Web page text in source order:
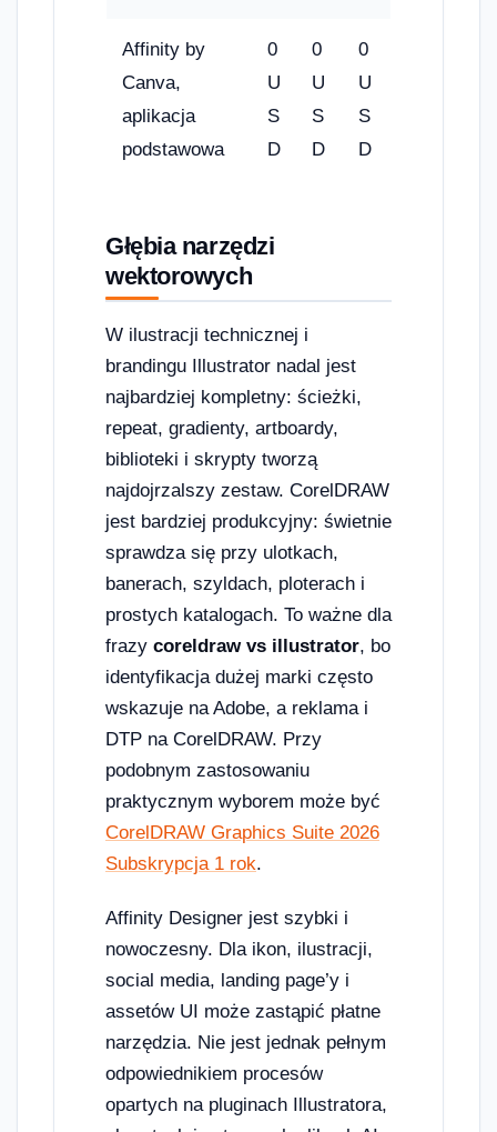
Affinity by
Canva,
aplikacja
podstawowa
0
U
S
D
0
U
S
D
0
U
S
D
Głębia narzędzi
wektorowych
W ilustracji technicznej i
brandingu Illustrator nadal jest
najbardziej kompletny: ścieżki,
repeat, gradienty, artboardy,
biblioteki i skrypty tworzą
najdojrzalszy zestaw. CorelDRAW
jest bardziej produkcyjny: świetnie
sprawdza się przy ulotkach,
banerach, szyldach, ploterach i
prostych katalogach. To ważne dla
frazy coreldraw vs illustrator, bo
identyfikacja dużej marki często
wskazuje na Adobe, a reklama i
DTP na CorelDRAW. Przy
podobnym zastosowaniu
praktycznym wyborem może być
CorelDRAW Graphics Suite 2026
Subskrypcja 1 rok.
Affinity Designer jest szybki i
nowoczesny. Dla ikon, ilustracji,
social media, landing page’y i
assetów UI może zastąpić płatne
narzędzia. Nie jest jednak pełnym
odpowiednikiem procesów
opartych na pluginach Illustratora,